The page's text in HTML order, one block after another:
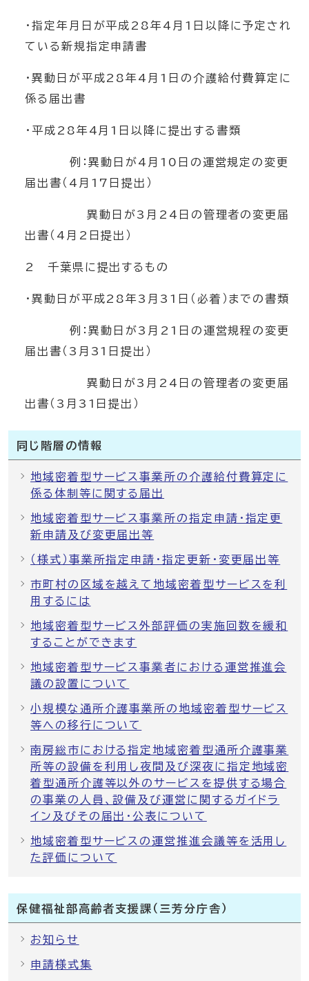
・指定年月日が平成28年4月1日以降に予定され
ている新規指定申請書
・異動日が平成28年4月1日の介護給付費算定に
係る届出書
・平成28年4月1日以降に提出する書類
例：異動日が4月10日の運営規定の変更
届出書（4月17日提出）
異動日が3月24日の管理者の変更届
出書（4月2日提出）
2 千葉県に提出するもの
・異動日が平成28年3月31日（必着）までの書類
例：異動日が3月21日の運営規程の変更
届出書（3月31日提出）
異動日が3月24日の管理者の変更届
出書（3月31日提出）
同じ階層の情報
地域密着型サービス事業所の介護給付費算定に
係る体制等に関する届出
地域密着型サービス事業所の指定申請・指定更
新申請及び変更届出等
（様式）事業所指定申請・指定更新・変更届出等
市町村の区域を越えて地域密着型サービスを利
用するには
地域密着型サービス外部評価の実施回数を緩和
することができます
地域密着型サービス事業者における運営推進会
議の設置について
小規模な通所介護事業所の地域密着型サービス
等への移行について
南房総市における指定地域密着型通所介護事業
所等の設備を利用し夜間及び深夜に指定地域密
着型通所介護等以外のサービスを提供する場合
の事業の人員、設備及び運営に関するガイドラ
イン及びその届出・公表について
地域密着型サービスの運営推進会議等を活用し
た評価について
保健福祉部高齢者支援課（三芳分庁舎）
お知らせ
申請様式集